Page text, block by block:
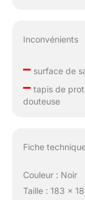
Inconvénients
–surface de
–tapis de
douteuse
Fiche
Couleur : Noir
Taille : 183 x